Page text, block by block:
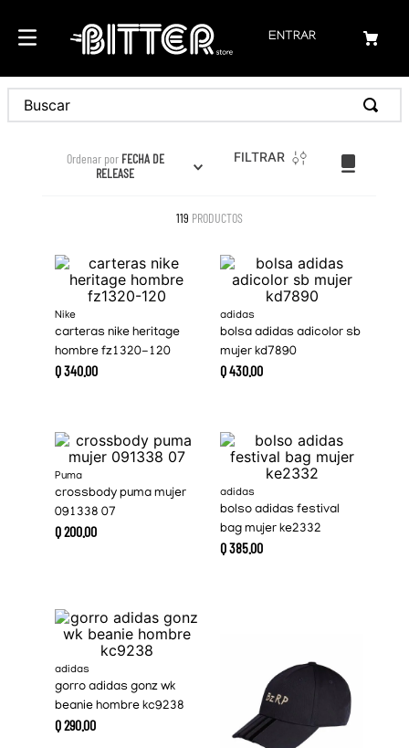
ENTRAR
Buscar
Ordenar por FECHA DE
RELEASE
FILTRAR
119 PRODUCTOS
Nike
carteras nike heritage
hombre fz1320-120
Q340.00
adidas
bolsa adidas adicolor sb
mujer kd7890
Q430.00
Puma
crossbody puma mujer
091338 07
Q200.00
adidas
bolso adidas festival
bag mujer ke2332
Q385.00
adidas
gorro adidas gonz wk
beanie hombre kc9238
Q290.00